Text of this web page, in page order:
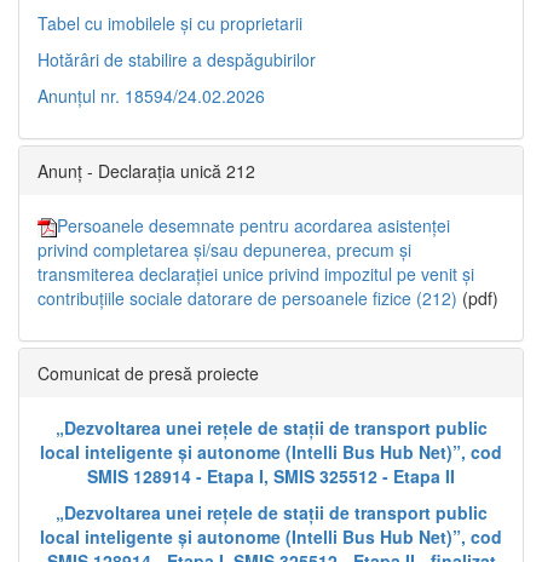
Tabel cu imobilele și cu proprietarii
Hotărâri de stabilire a despăgubirilor
Anunțul nr. 18594/24.02.2026
Anunț - Declarația unică 212
Persoanele desemnate pentru acordarea asistenței
privind completarea și/sau depunerea, precum și
transmiterea declarației unice privind impozitul pe venit și
contribuțiile sociale datorare de persoanele fizice (212) (pdf)
Comunicat de presă proiecte
„Dezvoltarea unei rețele de stații de transport public
local inteligente și autonome (Intelli Bus Hub Net)”, cod
SMIS 128914 - Etapa I, SMIS 325512 - Etapa II
„Dezvoltarea unei rețele de stații de transport public
local inteligente și autonome (Intelli Bus Hub Net)”, cod